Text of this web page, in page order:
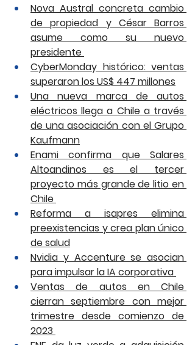
Nova Austral concreta cambio
de propiedad y César Barros
asume como su nuevo
presidente
CyberMonday histórico: ventas
superaron los US$ 447 millones
Una nueva marca de autos
eléctricos llega a Chile a través
de una asociación con el Grupo
Kaufmann
Enami confirma que Salares
Altoandinos es el tercer
proyecto más grande de litio en
Chile
Reforma a isapres elimina
preexistencias y crea plan único
de salud
Nvidia y Accenture se asocian
para impulsar la IA corporativa
Ventas de autos en Chile
cierran septiembre con mejor
trimestre desde comienzo de
2023